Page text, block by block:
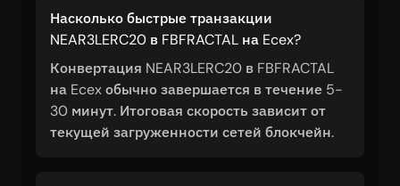
Насколько быстрые транзакции
NEAR3LERC20 в FBFRACTAL на Ecex?
Конвертация NEAR3LERC20 в FBFRACTAL
на Ecex обычно завершается в течение 5-
30 минут. Итоговая скорость зависит от
текущей загруженности сетей блокчейн.